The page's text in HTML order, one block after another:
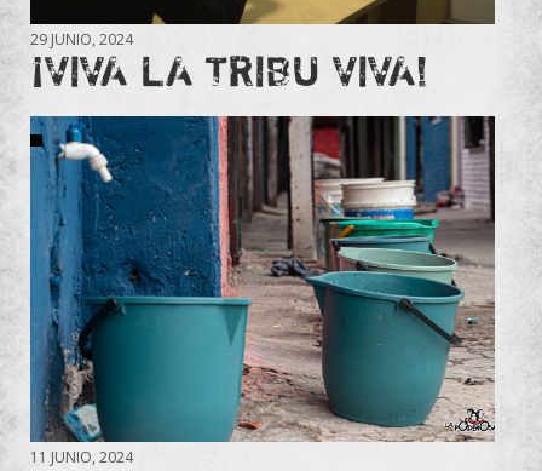
29 JUNIO, 2024
¡VIVA LA TRIBU VIVA!
11 JUNIO, 2024